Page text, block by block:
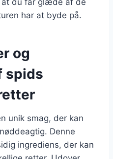
har at byde på.
og
spids
unik smag, der kan
Denne
ingrediens, der kan